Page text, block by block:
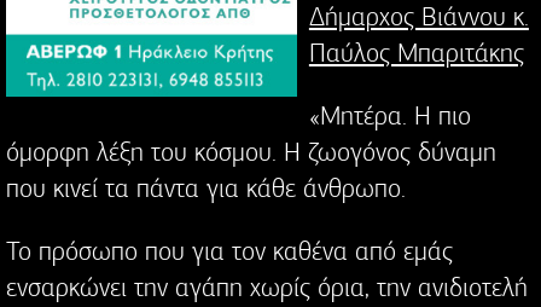
Δήμαρχος Βιάννου κ.
Παύλος Μπαριτάκης
«Μητέρα. Η πιο
όμορφη λέξη του κόσμου. Η ζωογόνος δύναμη
που κινεί τα πάντα για κάθε άνθρωπο.
Το πρόσωπο που για τον καθένα από εμάς
ενσαρκώνει την αγάπη χωρίς όρια, την ανιδιοτελή